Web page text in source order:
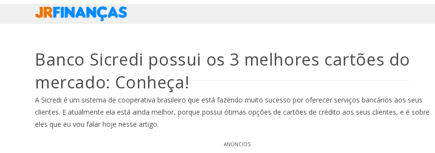
Banco Sicredi possui os 3 melhores cartões do
mercado: Conheça!
A Sicredi é um sistema de cooperativa brasileiro que está fazendo muito sucesso por oferecer serviços bancários aos seus
clientes. E atualmente ela está ainda melhor, porque possui ótimas opções de cartões de crédito aos seus clientes, e é sobre
eles que eu vou falar hoje nesse artigo.
ANÚNCIOS